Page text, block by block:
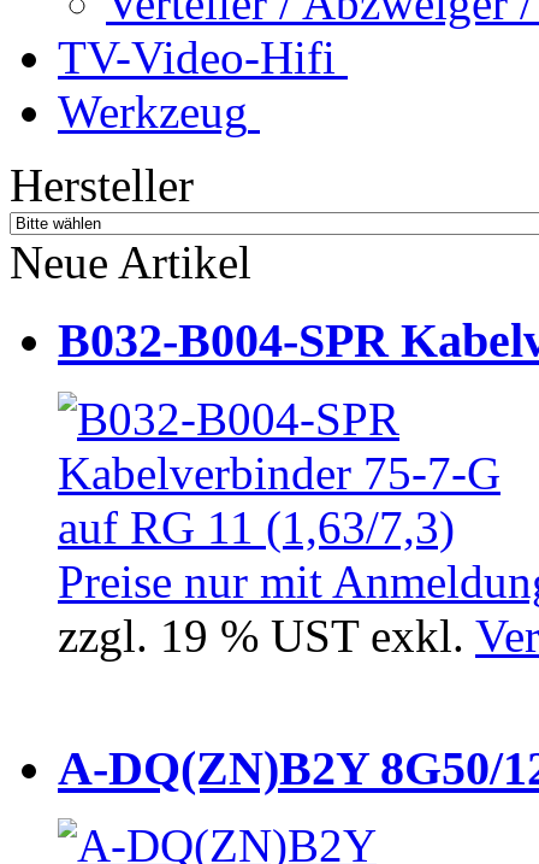
TV-Video-Hifi
Werkzeug
Hersteller
Neue Artikel
B032-B004-SPR
Preise nur mit
zzgl. 19 % UST exkl.
A-DQ(ZN)B2Y 8G50/